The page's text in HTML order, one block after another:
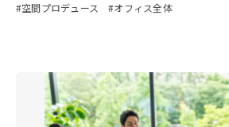
#空間プロデュース #オフィス全体